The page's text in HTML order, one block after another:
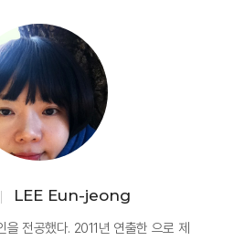
LEE Eun-jeong
을 전공했다. 2011년 연출한 으로 제